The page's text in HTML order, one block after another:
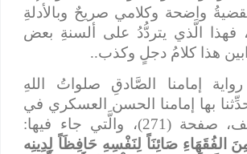
واضحة وكلامي صريحٌ وبالأدلةِ
فهذا الَّذي يتردُّدُ على ألسنةِ بعض
هذا كلامُ دجلٍ وكذب..
إمامنا الصَّادقِ صلواتُ اللهِ
بها إمامنا الحسن العسكري في
تفسيرهِ الشريف، صفحة (271)، والَّتي جاء فيها:
الفُقَهَاءِ صَائِنَاً لِنَفْسِهِ حَافِظَاً لِدِينِه